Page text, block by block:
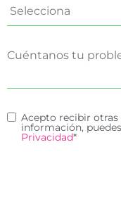
Acepto recibir otras
información,
Privacidad*